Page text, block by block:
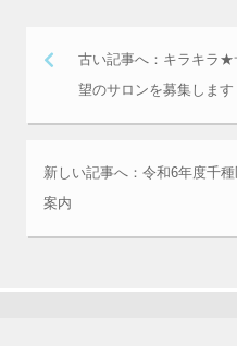
古い記事へ：キラキラ
望のサロンを募集します
新しい記事へ：令和6年度千
案内